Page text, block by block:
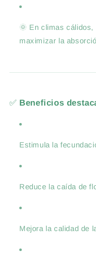
🌞 En climas
maximizar la
✅ Beneficios
Estimula la
Reduce la caída de
Mejora la calidad de